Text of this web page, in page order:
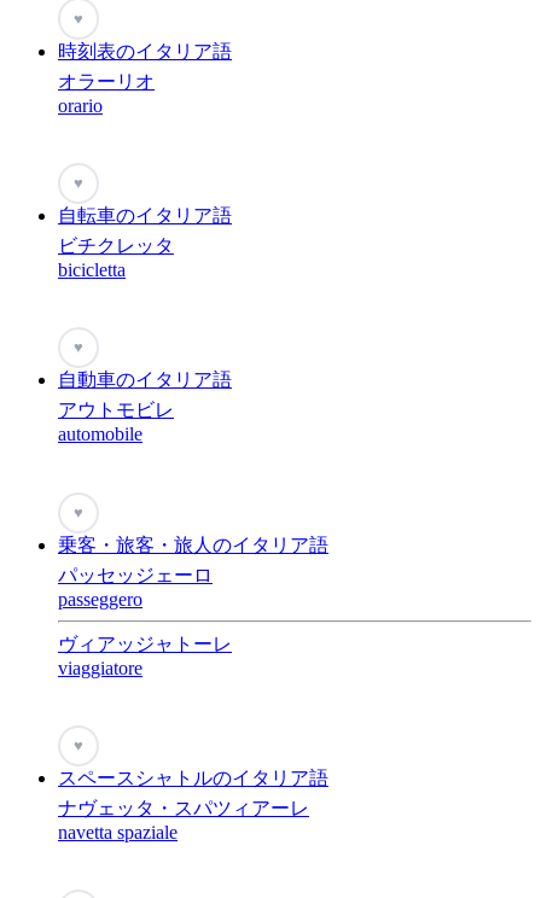
♥
時刻表のイタリア語
オラーリオ
orario
♥
自転車のイタリア語
ビチクレッタ
bicicletta
♥
自動車のイタリア語
アウトモビレ
automobile
♥
乗客・旅客・旅人のイタリア語
パッセッジェーロ
passeggero
ヴィアッジャトーレ
viaggiatore
♥
スペースシャトルのイタリア語
ナヴェッタ・スパツィアーレ
navetta spaziale